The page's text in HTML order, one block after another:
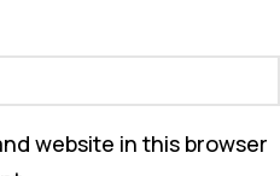
website in this browser